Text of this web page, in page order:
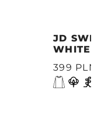
JD
WHITE
399